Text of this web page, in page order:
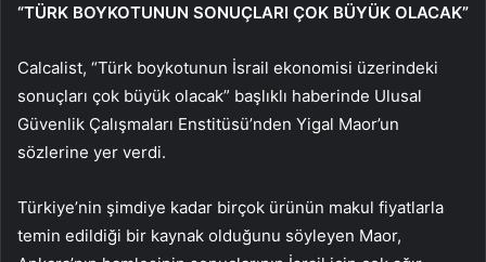
“TÜRK BOYKOTUNUN SONUÇLARI ÇOK BÜYÜK OLACAK”
Calcalist, “Türk boykotunun İsrail ekonomisi üzerindeki
sonuçları çok büyük olacak” başlıklı haberinde Ulusal
Güvenlik Çalışmaları Enstitüsü’nden Yigal Maor’un
sözlerine yer verdi.
Türkiye’nin şimdiye kadar birçok ürünün makul fiyatlarla
temin edildiği bir kaynak olduğunu söyleyen Maor,